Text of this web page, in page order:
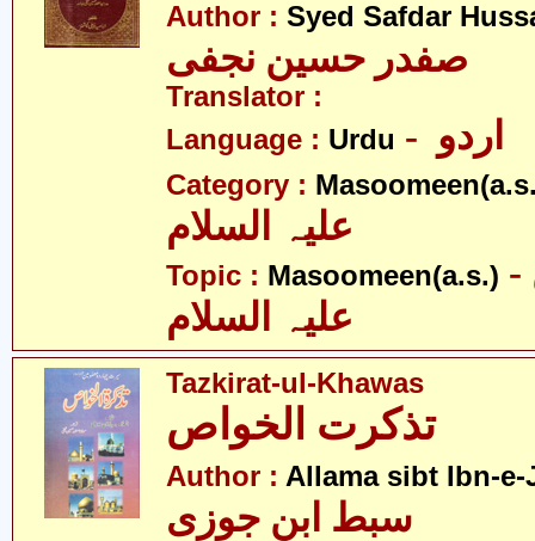
Author : Syed Safdar
صفدر حسین نجفی
Translator :
Language : Urdu
Category :
Topic : Masoomeen(a.s.) - معصومین
علیہ السلام
Tazkirat-ul-Khawas
تذکرت الخواص
Author : Allama sibt Ibn-e-
سبط ابن جوزی